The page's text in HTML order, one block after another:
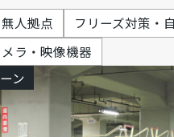
人拠点
フリーズ対策・
ラ・映像機器
ン